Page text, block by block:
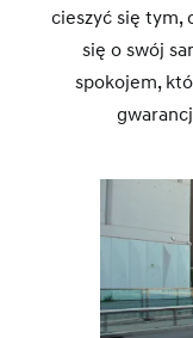
cieszyć się tym,
się o swój
spokojem,